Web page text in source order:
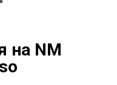
на NM